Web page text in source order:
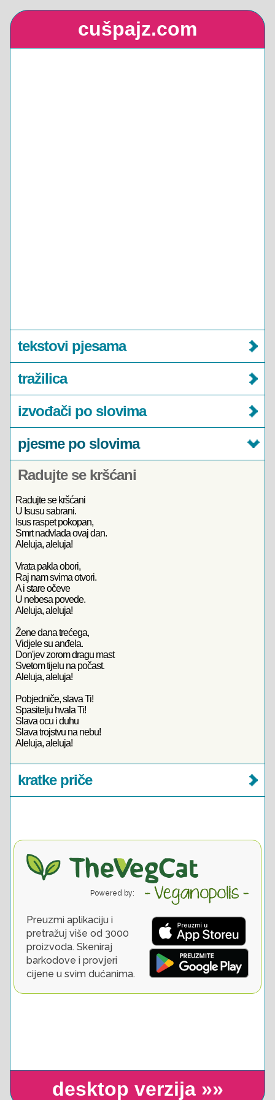
cušpajz.com
tekstovi pjesama
tražilica
izvođači po slovima
pjesme po slovima
Radujte se kršćani
Radujte se kršćani
U Isusu sabrani.
Isus raspet pokopan,
Smrt nadvlada ovaj dan.
Aleluja, aleluja!
Vrata pakla obori,
Raj nam svima otvori.
A i stare očeve
U nebesa povede.
Aleluja, aleluja!
Žene dana trećega,
Vidjele su anđela.
Don'jev zorom dragu mast
Svetom tijelu na počast.
Aleluja, aleluja!
Pobjedniče, slava Ti!
Spasitelju hvala Ti!
Slava ocu i duhu
Slava trojstvu na nebu!
Aleluja, aleluja!
kratke priče
desktop verzija »»